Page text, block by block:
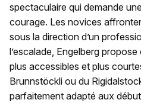
spectaculaire qui demande
courage. Les novices
sous la direction d’un
l’escalade, Engelberg
plus accessibles et plus
Brunnstöckli ou du
parfaitement adapté aux